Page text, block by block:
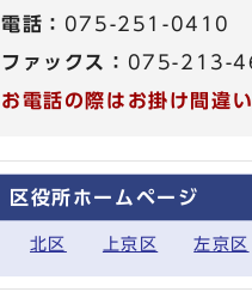
電話： 075-251-0410
ファックス： 075-213-
お電話の際はお掛け間違
区役所ホームページ
北区 上京区 左京区